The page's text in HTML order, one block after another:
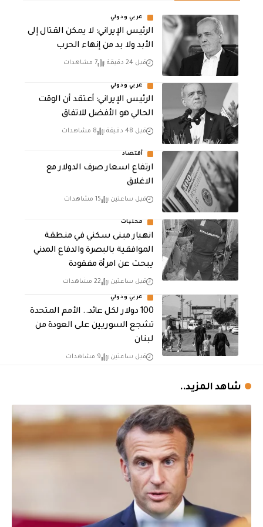
عربي ودولي
الرئيس الإيراني: لا يمكن القتال إلى
الأبد ولا بد من إنهاء الحرب
قبل 24 دقيقة 7 مشاهدات
عربي ودولي
الرئيس الإيراني: أعتقد أن الوقت
الحالي هو الأفضل للاتفاق
قبل 48 دقيقة 8 مشاهدات
أقتصاد
ارتفاع اسعار صرف الدولار مع
الاغلاق
قبل ساعتين 15 مشاهدات
محليات
انهيار مبنى سكني في منطقة
الموافقية بالبصرة والدفاع المدني
يبحث عن امرأة مفقودة
قبل ساعتين 22 مشاهدات
عربي ودولي
100 دولار لكل عائد.. الأمم المتحدة
تشجع السوريين على العودة من
لبنان
قبل ساعتين 9 مشاهدات
شاهد المزيد..